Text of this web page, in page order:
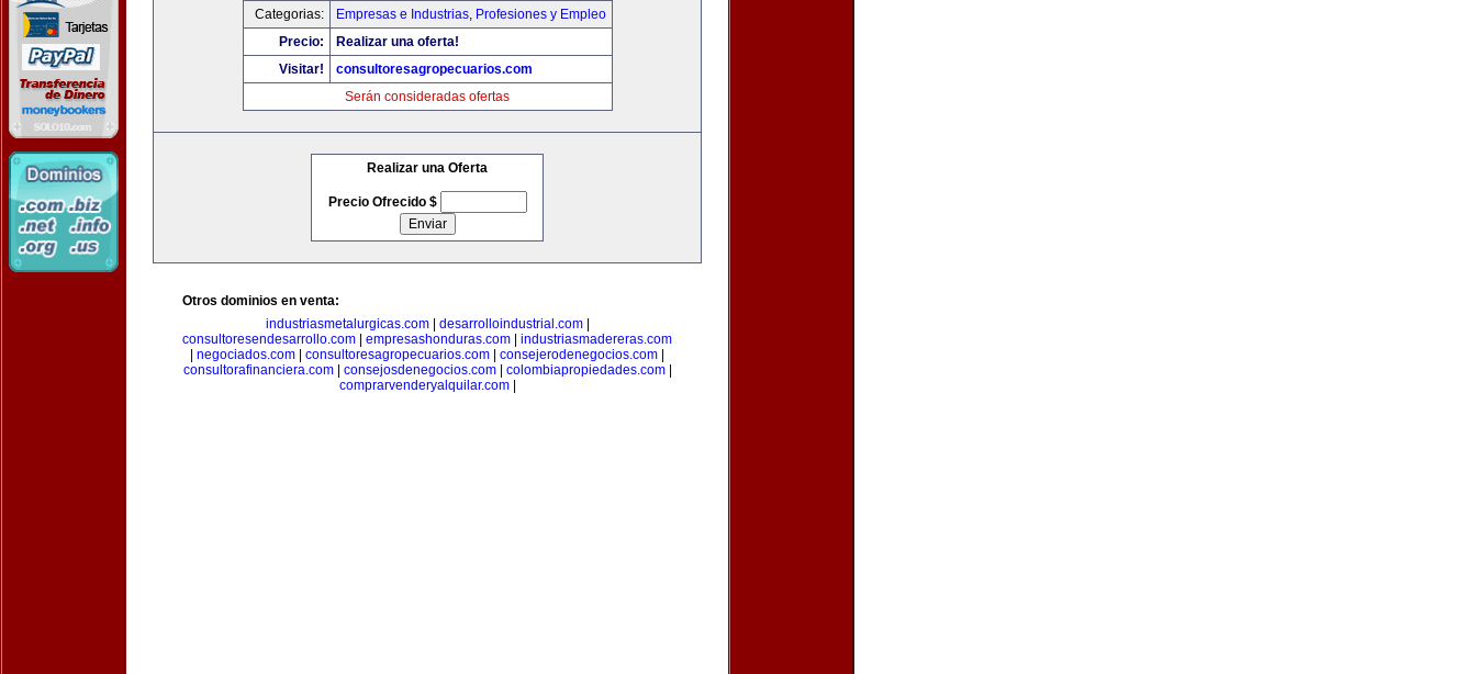
Categorias:
Empresas e Industrias, Profesiones y Empleo
Precio:
Realizar una oferta!
Visitar!
consultoresagropecuarios.com
Serán consideradas ofertas
Realizar una Oferta
Precio Ofrecido $
Otros dominios en venta:
industriasmetalurgicas.com| desarrolloindustrial.com|
consultoresendesarrollo.com
empresashonduras.com
industriasmadereras.com
negociados.com consultoresagropecuarios.com consejerodenegocios.com
consultorafinanciera.com| consejosdenegocios.com| colombiapropiedades.com|
comprarvenderyalquilar.com|